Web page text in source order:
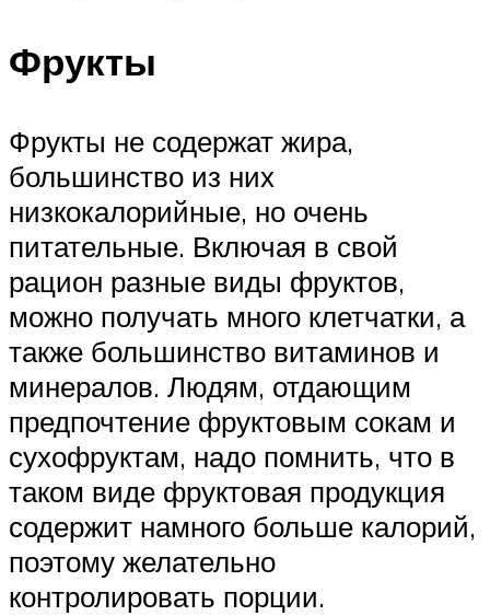
Фрукты
Фрукты не содержат жира,
большинство из них
низкокалорийные, но очень
питательные. Включая в свой
рацион разные виды фруктов,
можно получать много клетчатки, а
также большинство витаминов и
минералов. Людям, отдающим
предпочтение фруктовым сокам и
сухофруктам, надо помнить, что в
таком виде фруктовая продукция
содержит намного больше калорий,
поэтому желательно
контролировать порции.